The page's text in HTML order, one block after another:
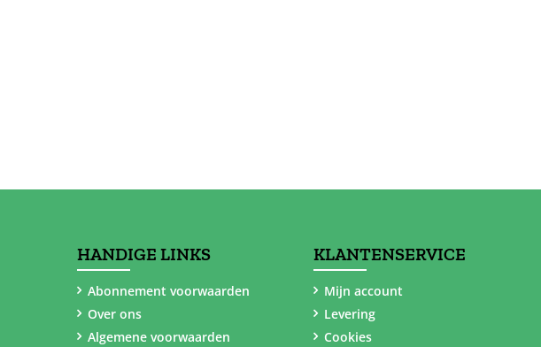
HANDIGE LINKS
Abonnement voorwaarden
Over ons
Algemene voorwaarden
KLANTENSERVICE
Mijn account
Levering
Cookies